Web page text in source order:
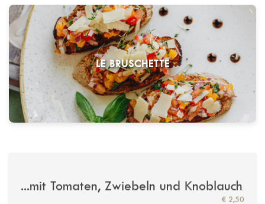
LE BRUSCHETTE
...mit Tomaten, Zwiebeln und Knoblauch
€ 2,50